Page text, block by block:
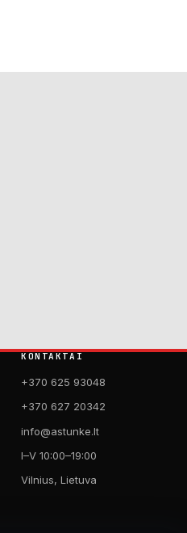
KONTAKTAI
+370 625 93048
+370 627 20342
info@astunke.lt
I–V 10:00–19:00
Vilnius, Lietuva